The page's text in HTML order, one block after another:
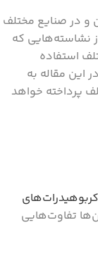
و در صنایع مختلف
نشاسته‌هایی که
استفاده
این مقاله به
پرداخته خواهد
کربوهیدرات‌های
تفاوت‌هایی